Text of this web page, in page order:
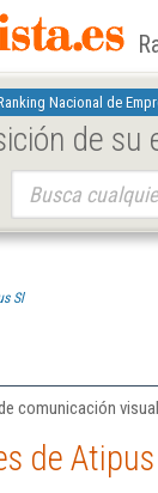
Nacional de
de su
Sl
comunicación
de Atipus